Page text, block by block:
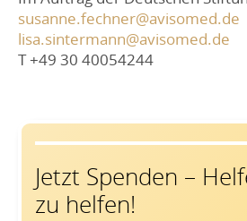
susanne.fechner@avisomed.de
lisa.sintermann@avisomed.de
T +49 30 40054244
Jetzt Spenden –
zu helfen!